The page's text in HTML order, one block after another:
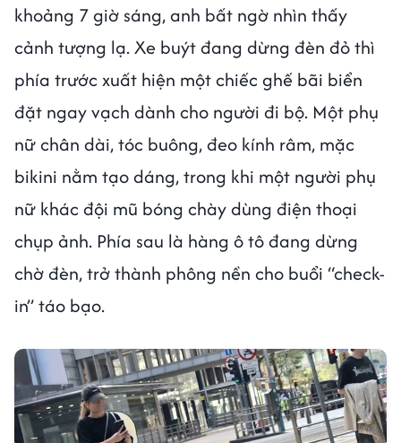
khoảng 7 giờ sáng, anh bất ngờ nhìn thấy
cảnh tượng lạ. Xe buýt đang dừng đèn đỏ thì
phía trước xuất hiện một chiếc ghế bãi biển
đặt ngay vạch dành cho người đi bộ. Một phụ
nữ chân dài, tóc buông, đeo kính râm, mặc
bikini nằm tạo dáng, trong khi một người phụ
nữ khác đội mũ bóng chày dùng điện thoại
chụp ảnh. Phía sau là hàng ô tô đang dừng
chờ đèn, trở thành phông nền cho buổi “check-
in” táo bạo.